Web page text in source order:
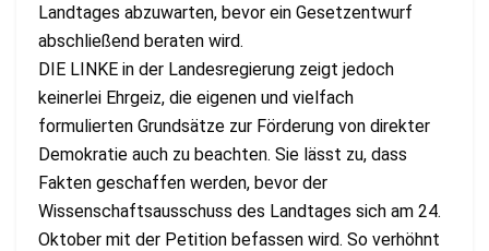
Landtages abzuwarten, bevor ein Gesetzentwurf
abschließend beraten wird.
DIE LINKE in der Landesregierung zeigt jedoch
keinerlei Ehrgeiz, die eigenen und vielfach
formulierten Grundsätze zur Förderung von direkter
Demokratie auch zu beachten. Sie lässt zu, dass
Fakten geschaffen werden, bevor der
Wissenschaftsausschuss des Landtages sich am 24.
Oktober mit der Petition befassen wird. So verhöhnt